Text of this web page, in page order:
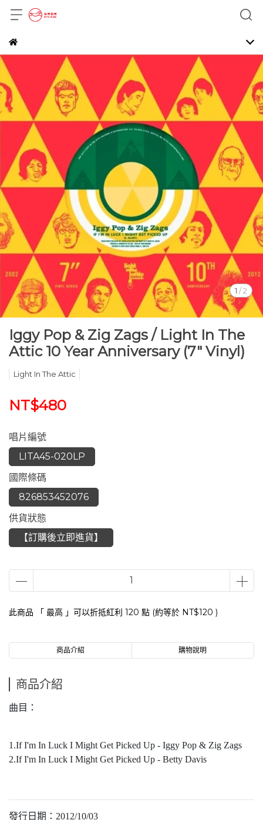
1 /2
Iggy Pop & Zig Zags / Light In The
Attic 10 Year Anniversary (7" Vinyl)
Light In The Attic
NT$480
唱片編號
LITA45-020LP
國際條碼
826853452076
供貨狀態
【訂購後立即進貨】
此商品 「 最高 」可以折抵紅利 120 點 (約等於 NT$120 )
商品介紹 購物說明
商品介紹
曲目：
1.If I'm In Luck I Might Get Picked Up - Iggy Pop & Zig Zags
2.If I'm In Luck I Might Get Picked Up - Betty Davis
發行日期：2012/10/03